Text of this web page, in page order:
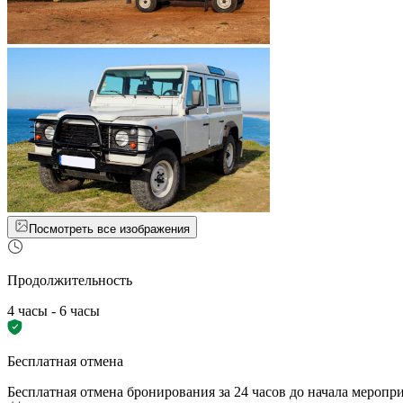
Посмотреть все изображения
Продолжительность
4 часы - 6 часы
Бесплатная отмена
Бесплатная отмена бронирования за 24 часов до начала